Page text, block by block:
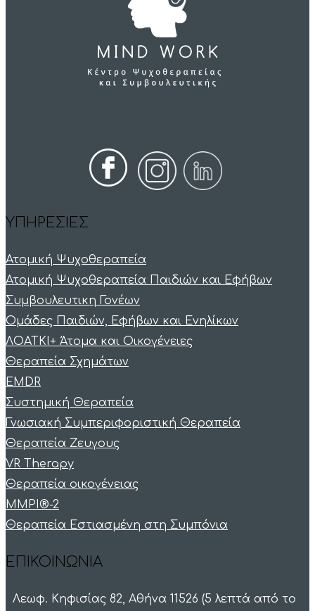
ΥΠΗΡΕΣΙΕΣ
Ατομική Ψυχοθεραπεία
Ατομική Ψυχοθεραπεία Παιδιών και Εφήβων
Συμβουλευτικη Γονέων
Ομάδες Παιδιών, Εφήβων και Ενηλίκων
ΛΟΑΤΚΙ+ Άτομα και Οικογένειες
Θεραπεία Σχημάτων
EMDR
Συστημική Θεραπεία
Γνωσιακή Συμπεριφοριστική Θεραπεία
Θεραπεία Ζευγους
VR Therapy
Θεραπεία οικογένειας
MMPI®-2
Θεραπεία Εστιασμένη στη Συμπόνια
ΕΠΙΚΟΙΝΩΝΙΑ
Λεωφ. Κηφισίας 82, Αθήνα 11526 (5 λεπτά από το